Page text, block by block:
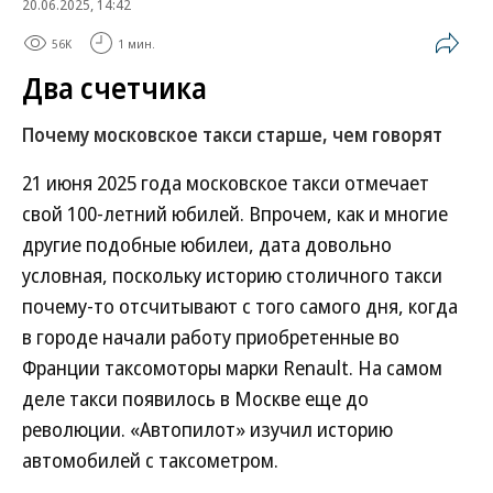
20.06.2025, 14:42
56K 1 мин.
Два счетчика
Почему московское такси старше, чем говорят
21 июня 2025 года московское такси отмечает
свой 100-летний юбилей. Впрочем, как и многие
другие подобные юбилеи, дата довольно
условная, поскольку историю столичного такси
почему-то отсчитывают с того самого дня, когда
в городе начали работу приобретенные во
Франции таксомоторы марки Renault. На самом
деле такси появилось в Москве еще до
революции. «Автопилот» изучил историю
автомобилей с таксометром.